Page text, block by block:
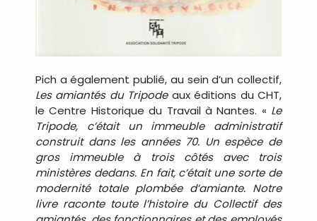
Pich a également publié, au sein d’un collectif,
Les amiantés du Tripodeaux éditions du CHT,
le Centre Historique du Travail à Nantes. « Le
Tripode, c’était un immeuble administratif
construit dans les années 70. Un espèce de
gros immeuble à trois côtés avec trois
ministères dedans. En fait, c’était une sorte de
modernité totale plombée d’amiante. Notre
livre raconte toute l’histoire du Collectif des